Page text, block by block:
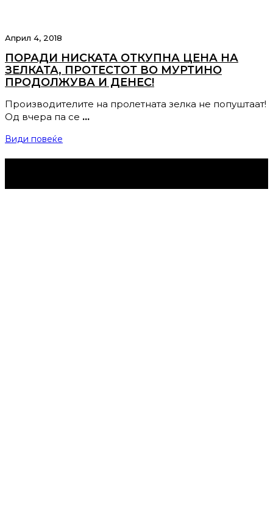
Април 4, 2018
ПОРАДИ НИСКАТА ОТКУПНА ЦЕНА НА
ЗЕЛКАТА, ПРОТЕСТОТ ВО МУРТИНО
ПРОДОЛЖУВА И ДЕНЕС!
Производителите на пролетната зелка не попуштаат!
Од вчера па се …
Види повеќе